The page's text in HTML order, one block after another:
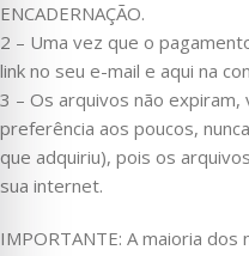
ENCADERNAÇÃO.
2 – Uma vez que o
link no seu e-mail e aqui na
3 – Os arquivos não expiram,
preferência aos poucos,
que adquiriu), pois os
sua internet.
IMPORTANTE: A maioria